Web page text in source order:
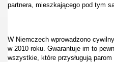
partnera, mieszkającego pod tym
W Niemczech wprowadzono
w 2010 roku. Gwarantuje im to
wszystkie, które przysługują